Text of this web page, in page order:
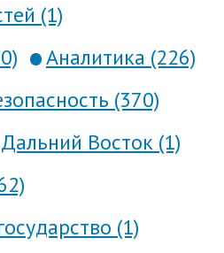
(1)
Аналитика (226)
(370)
Дальний Восток (1)
(1)